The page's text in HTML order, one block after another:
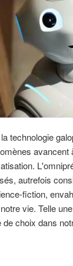
technologie
avancent
autrefois
fiction,
vie. Telle
choix dans